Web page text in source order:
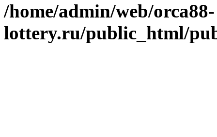
/home/admin/web/orca88-
lottery.ru/public_html/